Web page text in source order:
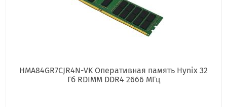
HMA84GR7CJR4N-VK Оперативная память Hynix 32
Гб RDIMM DDR4 2666 МГц